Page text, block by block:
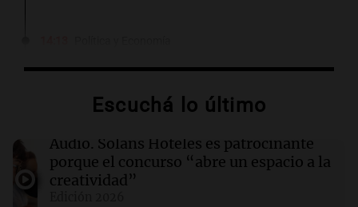
$2.000 millones
Guillermo López
14:08 Sociedad
Hallaron un cuerpo en el riacho Santa Fe e
investigan si es el kitesurfista desaparecido
Escuchá lo último
Audio. Solans Hoteles es patrocinante
porque el concurso “abre un espacio a la
creatividad”